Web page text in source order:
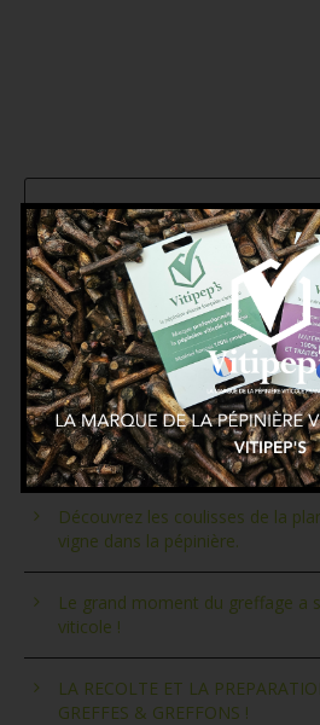
ARTICLES RÉCENTS
Vitipep’s rejoint le Club
Indépendants de France
Le parcours de formation
Découvrez les coulisses de la
vigne dans la pépinière.
Le grand moment du greffage a
viticole !
LA RECOLTE ET LA
GREFFES & GREFFONS !